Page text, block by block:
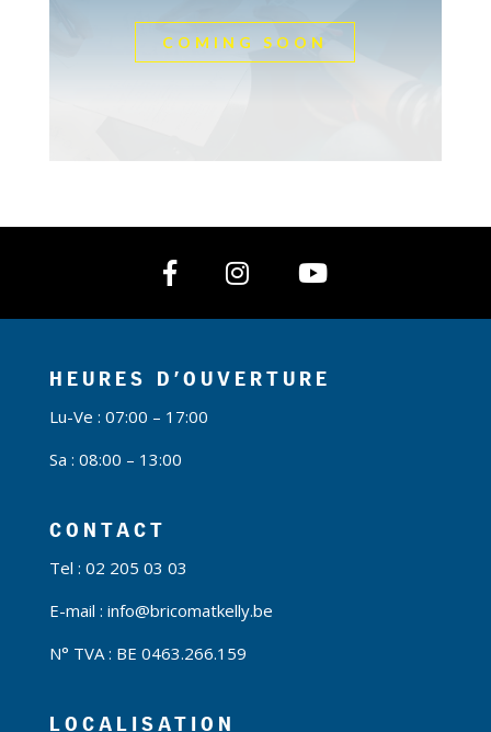
COMING SOON
HEURES D’OUVERTURE
Lu-Ve : 07:00 – 17:00
Sa : 08:00 – 13:00
CONTACT
Tel : 02 205 03 03
E-mail : info@bricomatkelly.be
N° TVA : BE 0463.266.159
LOCALISATION